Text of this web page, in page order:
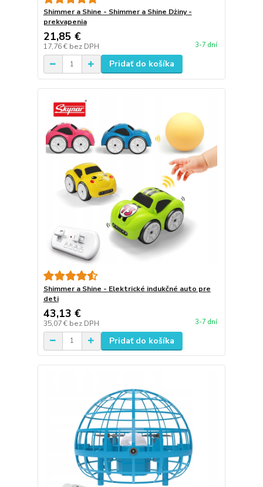
Shimmer a Shine - Shimmer a Shine Dżiny -
prekvapenia
21,85 €
17,76 € bez DPH 3-7 dní
Pridať do košíka
Shimmer a Shine - Elektrické indukčné auto pre
deti
43,13 €
35,07 € bez DPH 3-7 dní
Pridať do košíka